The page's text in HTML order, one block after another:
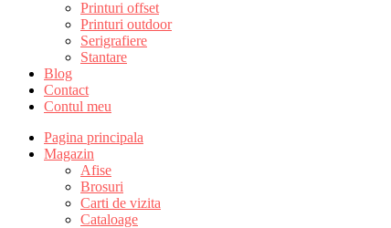
Printuri offset
Printuri outdoor
Serigrafiere
Stantare
Blog
Contact
Contul meu
Pagina principala
Magazin
Afise
Brosuri
Carti de vizita
Cataloage